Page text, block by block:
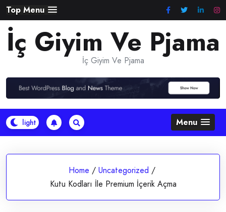
Skip
to
content
Top Menu
İç Giyim Ve Pjama
İç Giyim Ve Pjama
Menu
Home / Uncategorized /
Kutu Kodları İle Premium İçerik Açma